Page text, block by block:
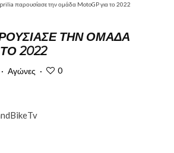
παρουσίασε την ομάδα MotoGP για το 2022
ΤΗΝ ΟΜΆΔΑ
2022
· Αγώνες · 0